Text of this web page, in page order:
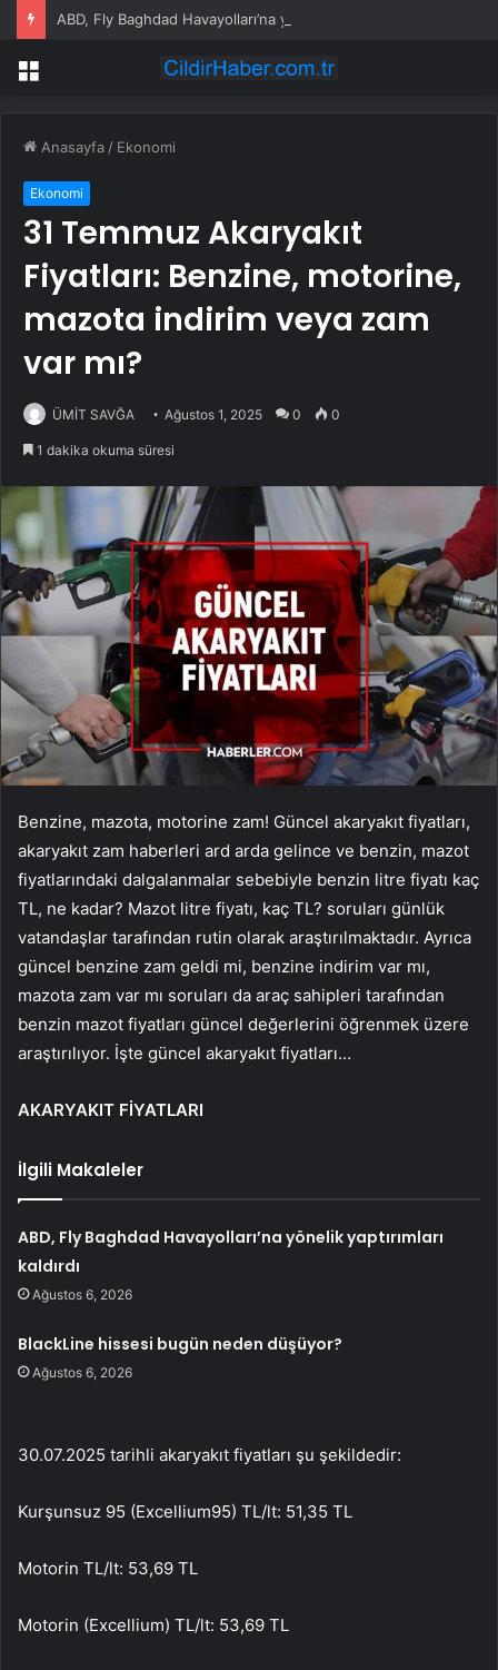
Menü
Anasayfa / Ekonomi
Ekonomi
31 Temmuz Akaryakıt
Fiyatları: Benzine, motorine,
mazota indirim veya zam
var mı?
ÜMİT SAVĞA Ağustos 1, 2025 0 0
1 dakika okuma süresi
Benzine, mazota, motorine zam! Güncel akaryakıt fiyatları,
akaryakıt zam haberleri ard arda gelince ve benzin, mazot
fiyatlarındaki dalgalanmalar sebebiyle benzin litre fiyatı kaç
TL, ne kadar? Mazot litre fiyatı, kaç TL? soruları günlük
vatandaşlar tarafından rutin olarak araştırılmaktadır. Ayrıca
güncel benzine zam geldi mi, benzine indirim var mı,
mazota zam var mı soruları da araç sahipleri tarafından
benzin mazot fiyatları güncel değerlerini öğrenmek üzere
araştırılıyor. İşte güncel akaryakıt fiyatları…
AKARYAKIT FİYATLARI
İlgili Makaleler
ABD, Fly Baghdad Havayolları’na yönelik yaptırımları
kaldırdı
Ağustos 6, 2026
BlackLine hissesi bugün neden düşüyor?
Ağustos 6, 2026
30.07.2025 tarihli akaryakıt fiyatları şu şekildedir:
Kurşunsuz 95 (Excellium95) TL/lt: 51,35 TL
Motorin TL/lt: 53,69 TL
Motorin (Excellium) TL/lt: 53,69 TL